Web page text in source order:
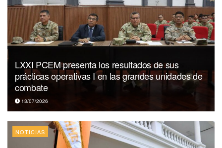
LXXI PCEM presenta los resultados de sus
prácticas operativas I en las grandes unidades de
combate
13/07/2026
NOTICIAS